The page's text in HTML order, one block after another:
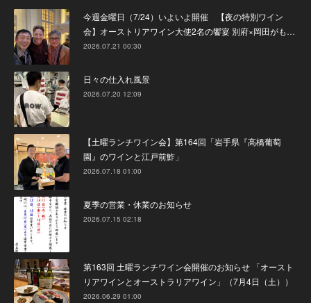
今週金曜日（7/24）いよいよ開催 【夜の特別ワイン
会】オーストリアワイン大使2名の饗宴 別府×岡田がも…
2026.07.21 00:30
日々の仕入れ風景
2026.07.20 12:09
【土曜ランチワイン会】第164回「岩手県『高橋葡萄
園』のワインと江戸前鮓」
2026.07.18 01:00
夏季の営業・休業のお知らせ
2026.07.15 02:18
第163回 土曜ランチワイン会開催のお知らせ 「オースト
リアワインとオーストラリアワイン」（7月4日（土））
2026.06.29 01:00